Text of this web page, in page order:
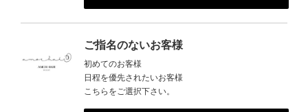
ご指名のないお客様
初めてのお客様
日程を優先されたいお客様
こちらをご選択下さい。